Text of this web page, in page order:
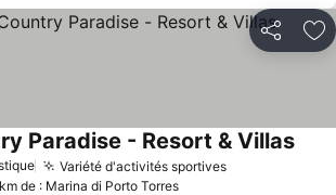
Partager
Variété d'activités sportives
Paradise - Resort & Villas
de : Marina di Porto Torres